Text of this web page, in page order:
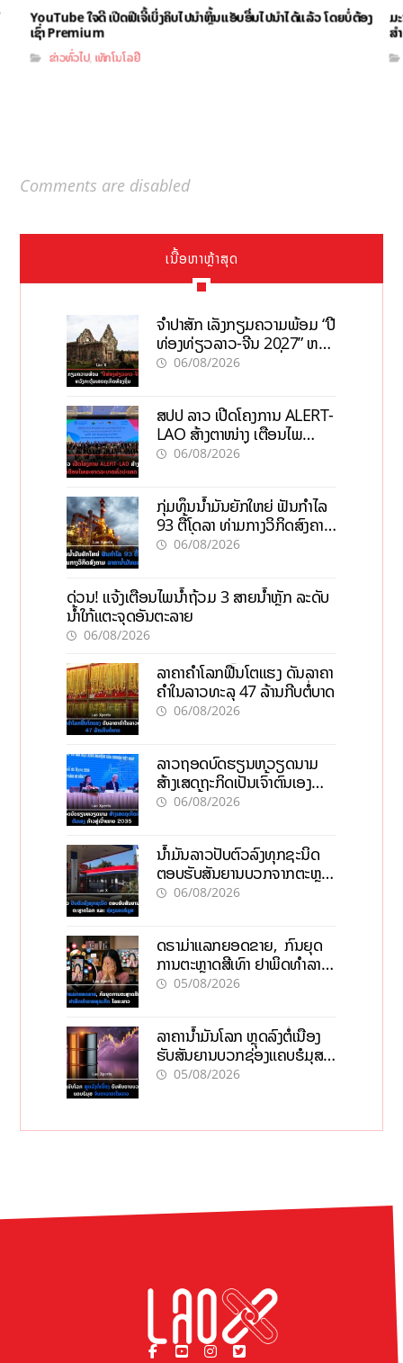
YouTube ໃຈດີ ເປີດຟີເຈີ້ເບິ່ງຄິບໄປນຳຫຼິ້ນແອັບອື່ນໄປນຳໄດ້ແລ້ວ ໂດຍບໍ່ຕ້ອງ
ເຊົ່າ Premium
ຂ່າວທົ່ວໄປ ເທັກໂນໂລຢີ
ມ
ສ
Comments are disabled
ເນື້ອຫາຫຼ້າສຸດ
ຈຳປາສັກ ເລັ່ງກຽມຄວາມພ້ອມ “ປີ
ທ່ອງທ່ຽວລາວ-ຈີນ 2027” ຫວັງ
ກະຕຸ້ນເສດຖະກິດທ້ອງຖິ່ນ
06/08/2026
ສປປ ລາວ ເປີດໂຄງການ ALERT-
LAO ສ້າງຕາໜ່າງ ເຕືອນໄພ
ພະຍາດລະບາດທົ່ວປະເທດ
06/08/2026
ກຸ່ມທຶນນ້ຳມັນຍັກໃຫຍ່ ຟັນກຳໄລ
93 ຕື້ໂດລາ ທ່າມກາງວິກິດສົງຄາມ
ລາຄານໍ້າມັນແພງ
06/08/2026
ດ່ວນ! ແຈ້ງເຕືອນໄພນໍ້າຖ້ວມ 3 ສາຍນໍ້າຫຼັກ ລະດັບ
ນໍ້າໃກ້ແຕະຈຸດອັນຕະລາຍ
06/08/2026
ລາຄາຄຳໂລກຟື້ນໂຕແຮງ ດັນລາຄາ
ຄຳໃນລາວທະລຸ 47 ລ້ານກີບຕໍ່ບາດ
06/08/2026
ລາວຖອດບົດຮຽນຫວຽດນາມ
ສ້າງເສດຖະກິດເປັນເຈົ້າຕົນເອງ
ກ້າວສູ່ເປົ້າໝາຍ 2035
06/08/2026
ນໍ້າມັນລາວປັບຕົວລົງທຸກຊະນິດ
ຕອບຮັບສັນຍານບວກຈາກຕະຫຼາດ
ໂລກ ແລະ ຊ່ອງແຄບຮໍມູສ
06/08/2026
ດຣາມ່າແລກຍອດຂາຍ, ກົນຍຸດ
ການຕະຫຼາດສີເທົາ ຢາພິດທຳລາຍ
ທຸລະກິດ ໄລຍະຍາວ
05/08/2026
ລາຄານ້ຳມັນໂລກ ຫຼຸດລົງຕໍ່ເນື່ອງ
ຮັບສັນຍານບວກຊ່ອງແຄບຮໍມຸສ
ຈັບຕາລາຄາໃນລາວ
05/08/2026